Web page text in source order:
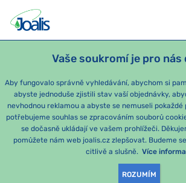
Vaše soukromí je pro
Aby fungovalo správně vyhledávání, abychom si
abyste jednoduše zjistili stav vaší objednávky,
nevhodnou reklamou a abyste se nemuseli
potřebujeme souhlas se zpracováním souborů
se dočasně ukládají ve vašem prohlížeči.
pomůžete nám web joalis.cz zlepšovat. Budeme
citlivě a slušně. Více
ROZUMÍM
PRODUKTY PODLE OBTÍŽÍ SEZÓNNÍ
Toxiny
PRODUKTY PODLE
KATEGORIE: